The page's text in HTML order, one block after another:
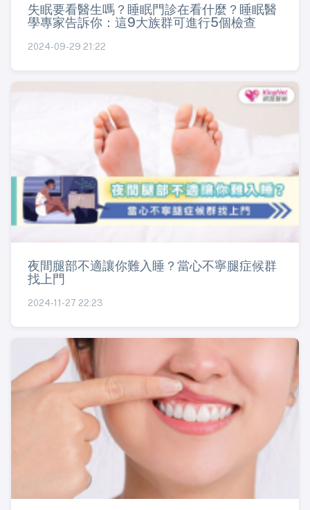
失眠要看醫生嗎？睡眠門診在看什麼？睡眠醫
學專家告訴你：這9大族群可進行5個檢查
2024-09-29 21:22
夜間腿部不適讓你難入睡？當心不寧腿症候群
找上門
2024-11-27 22:23